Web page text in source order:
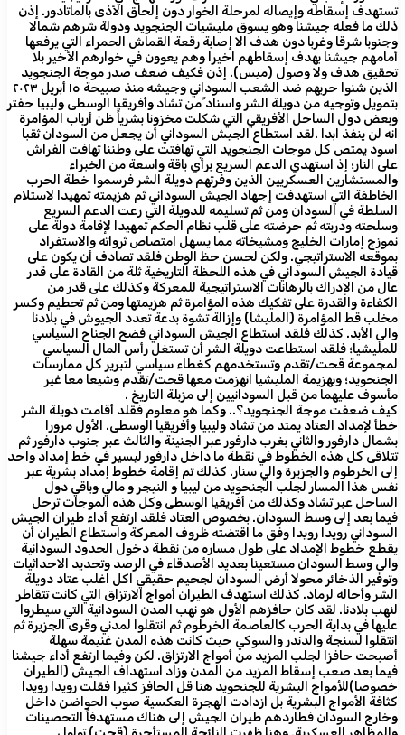
تستهدف إسقاطه وإيصاله لمرحلة الخوار دون إلحاق الأذى بالماتادور. إذن
ذلك ما فعله جيشنا وهو يسوق مليشيات الجنجويد ودولة شرهم شمالا
وجنوبا شرقا وغربا دون هدف الا إصابة رقعة القماش الحمراء التي يرفعها
أمامهم جيشنا بهدف إسقاطهم اخيرا وهم يعوون في خوارهم الأخير بلا
تحقيق هدف ولا وصول (ميس). إذن فكيف ضعف صدر موجة الجنجويد
الذين شنوا حربهم ضد الشعب السوداني وجيشه منذ صبيحة ١٥ أبريل ٢٠٢٣
بتمويل وتوجيه من دويلة الشر واسناد ََمن تشاد وأفريقيا الوسطى وليبيا حفتر
وبعض دول الساحل الأفريقي التي شكلت مخزونا بشرياً ظن أرباب المؤامرة
انه لن ينفذ ابدا .لقد استطاع الجيش السوداني أن يجعل من السودان ثقبا
اسود يمتص كل موجات الجنجويد التي تهافتت على وطننا تهافت الفراش
على النار؛ إذ استهدي الدعم السريع برأي باقة واسعة من الخبراء
والمستشارين العسكريين الذين وفرتهم دويلة الشر فرسموا خطة الحرب
الخاطفة التي استهدفت إجهاد الجيش السوداني ثم هزيمته تمهيدا لاستلام
السلطة في السودان ومن ثم تسليمه للدويلة التي رعت الدعم السريع
وسلحته ودربته ثم حرضته على قلب نظام الحكم تمهيدا لإقامة دولة على
نموزج إمارات الخليج ومشيخاته مما يسهل امتصاص ثرواته والاستفراد
بموقعه الاستراتيجي. ولكن لحسن حظ الوطن فلقد تصادف أن يكون على
قيادة الجيش السوداني في هذه اللحظة التاريخية ثلة من القادة على قدر
عال من الإدراك بالرهانات الاستراتيجية للمعركة وكذلك على قدر من
الكفاءة والقدرة على تفكيك هذه المؤامرة ثم هزيمتها ومن ثم تحطيم وكسر
مخلب قط المؤامرة (المليشا) وإزالة تشوة بدعة تعدد الجيوش في بلادنا
والي الأبد. كذلك فلقد استطاع الجيش السوداني فضح الجناح السياسي
للمليشيا؛ فلقد استطاعت دويلة الشر أن تستغل رأس المال السياسي
لمجموعة قحت/تقدم وتستخدمهم كغطاء سياسي لتبرير كل ممارسات
الجنحويد؛ وبهزيمة المليشيا انهزمت معها قحت/تقدم وشيعا معا غير
مأسوف عليهما من قبل السودانيين إلى مزبلة التاريخ .
كيف ضعفت موجة الجنجويد؟.. وكما هو معلوم فقلد أقامت دويلة الشر
خطأ لإمداد العتاد يمتد من تشاد وليبيا وأفريقيا الوسطى. الأول مرورا
بشمال دارفور والثاني بغرب دارفور عبر الجنينة والثالث عبر جنوب دارفور ثم
تتلاقى كل هذه الخطوط في نقطة ما داخل دارفور ليسير في خط إمداد واحد
إلى الخرطوم والجزيرة والي سنار. كذلك تم إقامة خطوط إمداد بشرية عبر
نفس هذا المسار لجلب الجنحويد من ليبيا و النيجر و مالي وباقي دول
الساحل عبر تشاد وكذلك من أفريقيا الوسطى وكل هذه الموجات ترحل
فيما بعد إلى وسط السودان. بخصوص العتاد فلقد ارتفع أداء طيران الجيش
السوداني رويدا رويدا وفق ما اقتضته ظروف المعركة واستطاع الطيران أن
يقطع خطوط الإمداد على طول مساره من نقطة دخول الحدود السودانية
والي وسط السودان مستعينا بعديد الأصدقاء في الرصد وتحديد الاحداثيات
وتوفير الذخائر محولا أرض السودان لجحيم حقيقي اكل اغلب عتاد دويلة
الشر وأحاله لرماد. كذلك استهدف الطيران أمواج الارتزاق التي كانت تتقاطر
لنهب بلادنا. لقد كان حافزهم الأول هو نهب المدن السودانية التي سيطروا
عليها في بداية الحرب كالعاصمة الخرطوم ثم انتقلوا لمدني وقرى الجزيرة ثم
انتقلوا لسنجة والدندر والسوكي حيث كانت هذه المدن غنيمة سهلة
أصبحت حافزا لجلب المزيد من أمواج الارتزاق. لكن وفيما ارتفع أداء جيشنا
فيما بعد صعب إسقاط المزيد من المدن وزاد استهداف الجيش (الطيران
خصوصا)للأمواج البشرية للجنحويد هنا قل الحافز كثيرا فقلت رويدا رويدا
كثافة الأمواج البشرية بل ازدادت الهجرة العكسية صوب الحواضن داخل
وخارج السودان فطاردهم طيران الجيش إلى هناك مستهدفاً التحصينات